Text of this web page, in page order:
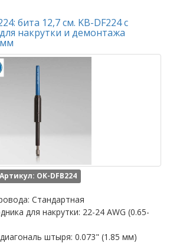
бита 12,7 см. KB-DF224 с
накрутки и демонтажа
Артикул: OK-DFB224
Стандартная
для накрутки: 22-24 AWG (0.65-
штыря: 0.073" (1.85 мм)